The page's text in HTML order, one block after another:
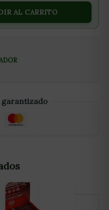
AL CARRITO
garantizado